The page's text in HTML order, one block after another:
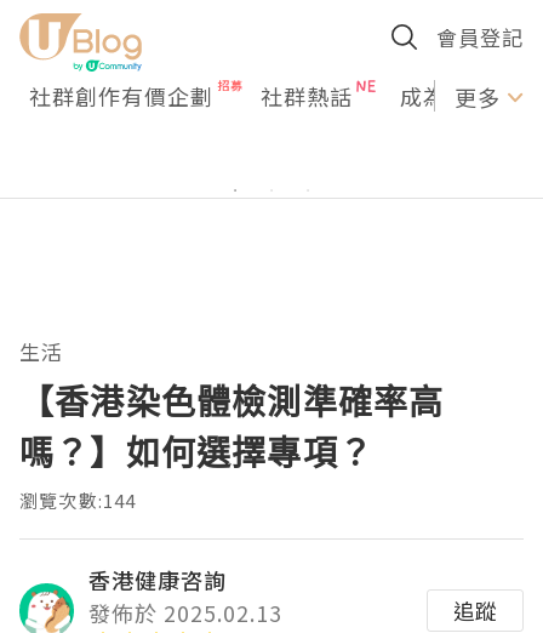
會員登記
社群創作有價企劃 社群熱話 成為U更多
生活
【香港染色體檢測準確率高
嗎？】如何選擇專項？
瀏覽次數:144
香港健康咨詢
發佈於 2025.02.13
追蹤